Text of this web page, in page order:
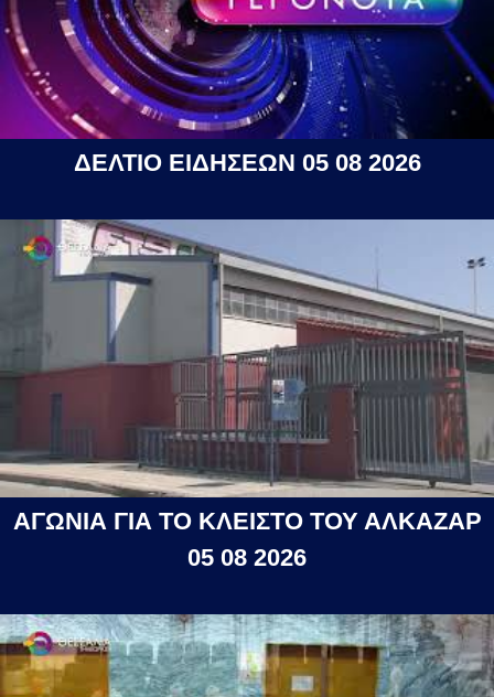
ΔΕΛΤΙΟ ΕΙΔΗΣΕΩΝ 05 08 2026
ΑΓΩΝΙΑ ΓΙΑ ΤΟ ΚΛΕΙΣΤΟ ΤΟΥ ΑΛΚΑΖΑΡ
05 08 2026